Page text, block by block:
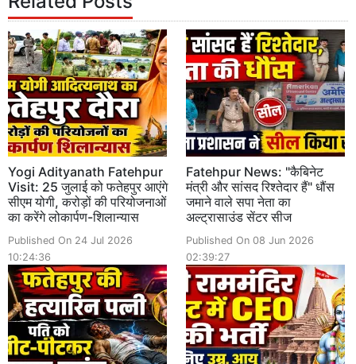
Yogi Adityanath Fatehpur
Visit: 25 जुलाई को फतेहपुर आएंगे
सीएम योगी, करोड़ों की परियोजनाओं
का करेंगे लोकार्पण-शिलान्यास
Published On 24 Jul 2026
10:24:36
Fatehpur News: "कैबिनेट
मंत्री और सांसद रिश्तेदार हैं" धौंस
जमाने वाले सपा नेता का
अल्ट्रासाउंड सेंटर सीज
Published On 08 Jun 2026
02:39:27